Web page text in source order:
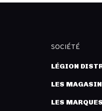
SOCIÉTÉ
LÉGION
LES
LES MARQUES